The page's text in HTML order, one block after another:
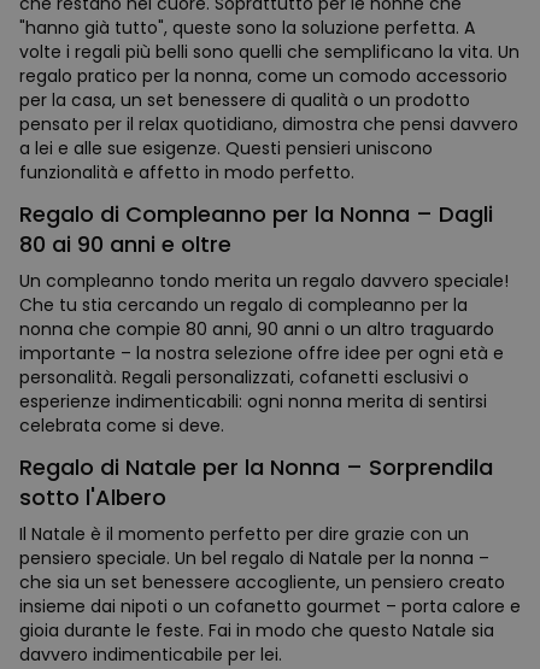
"hanno già tutto", queste sono la soluzione perfetta. A
volte i regali più belli sono quelli che semplificano la vita. Un
regalo pratico per la nonna, come un comodo accessorio
per la casa, un set benessere di qualità o un prodotto
pensato per il relax quotidiano, dimostra che pensi davvero
a lei e alle sue esigenze. Questi pensieri uniscono
funzionalità e affetto in modo perfetto.
Regalo di Compleanno per la Nonna – Dagli
80 ai 90 anni e oltre
Un compleanno tondo merita un regalo davvero speciale!
Che tu stia cercando un regalo di compleanno per la
nonna che compie 80 anni, 90 anni o un altro traguardo
importante – la nostra selezione offre idee per ogni età e
personalità. Regali personalizzati, cofanetti esclusivi o
esperienze indimenticabili: ogni nonna merita di sentirsi
celebrata come si deve.
Regalo di Natale per la Nonna – Sorprendila
sotto l'Albero
Il Natale è il momento perfetto per dire grazie con un
pensiero speciale. Un bel regalo di Natale per la nonna –
che sia un set benessere accogliente, un pensiero creato
insieme dai nipoti o un cofanetto gourmet – porta calore e
gioia durante le feste. Fai in modo che questo Natale sia
davvero indimenticabile per lei.